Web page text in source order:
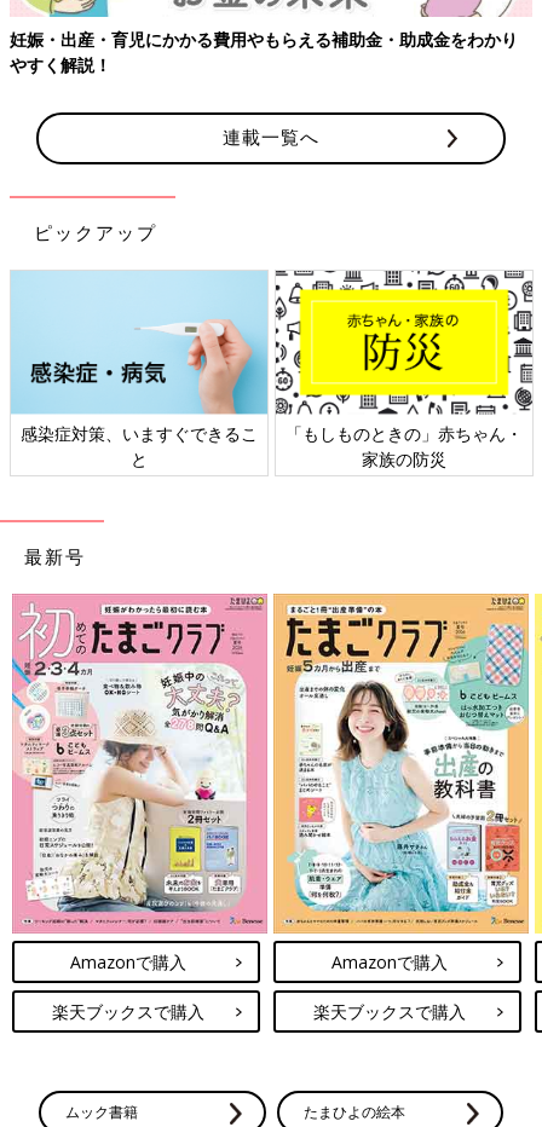
妊娠・出産・育児にかかる費用やもらえる補助金・助成金をわかり
やすく解説！
連載一覧へ
ピックアップ
感染症対策、いますぐできるこ
と
「もしものときの」赤ちゃん・
家族の防災
最新号
Amazonで購入
楽天ブックスで購入
Amazonで購入
楽天ブックスで購入
ムック書籍 たまひよの絵本